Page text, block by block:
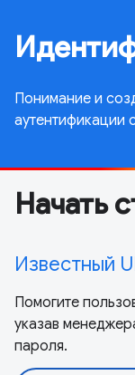
Понимание и
Начать
Известный
Помогите
указав
пароля.